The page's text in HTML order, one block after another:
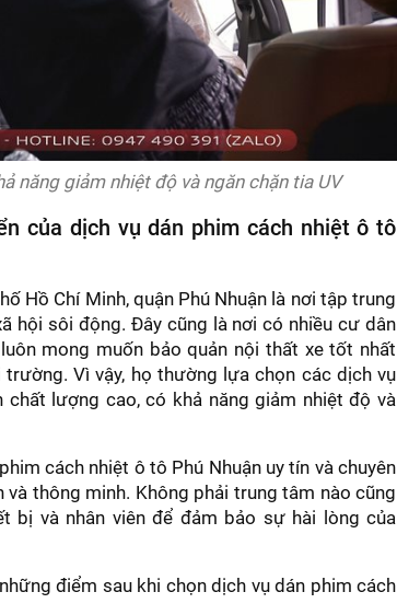
năng giảm nhiệt độ và ngăn chặn tia UV
của dịch vụ dán phim cách nhiệt ô tô
Hồ Chí Minh, quận Phú Nhuận là nơi tập trung
hội sôi động. Đây cũng là nơi có nhiều cư dân
mong muốn bảo quản nội thất xe tốt nhất
Vì vậy, họ thường lựa chọn các dịch vụ
lượng cao, có khả năng giảm nhiệt độ và
cách nhiệt ô tô Phú Nhuận uy tín và chuyên
và thông minh. Không phải trung tâm nào cũng
bị và nhân viên để đảm bảo sự hài lòng của
điểm sau khi chọn dịch vụ dán phim cách